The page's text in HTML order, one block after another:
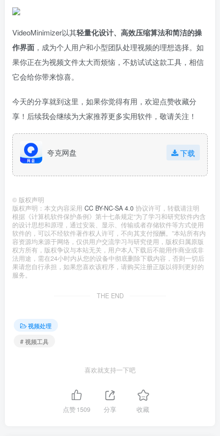
VideoMinimizer以其轻量化设计、高效压缩算法和简洁的操
作界面 ，成为个人用户和小型团队处理视频的理想选择。如
果你正在为视频文件太大而烦恼，不妨试试这款工具，相信
它会给你带来惊喜。
今天的分享就到这里，如果你觉得有用，欢迎点赞收藏分
享！后续我会继续为大家推荐更多实用软件，敬请关注！
夸克网盘 下载
© 版权声明
版权声明：本文内容采用 CC BY-NC-SA 4.0 协议许可，转载请注明
根据《计算机软件保护条例》第十七条规定“为了学习和研究软件内含
的设计思想和原理，通过安装、显示、传输或者存储软件等方式使用
软件的，可以不经软件著作权人许可，不向其支付报酬。”本站所有内
容资源均来源于网络，仅供用户交流学习与研究使用，版权归属原版
权方所有，版权争议与本站无关，用户本人下载后不能用作商业或非
法用途，需在24小时内从您的设备中彻底删除下载内容，否则一切后
果请您自行承担，如果您喜欢该程序，请购买注册正版以得到更好的
服务。
THE END
视频处理
# 视频工具
喜欢就支持一下吧
点赞1509 分享 收藏